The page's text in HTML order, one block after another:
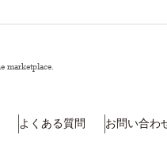
marketplace.
よくある質問 お問い合わ